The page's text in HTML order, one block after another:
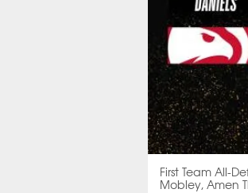
First Team All-
Mobley, Amen